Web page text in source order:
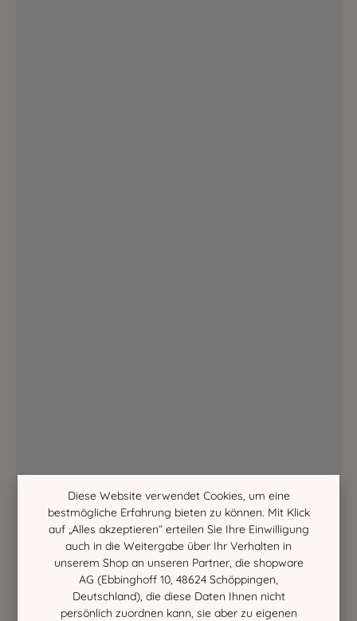
Diese Website verwendet Cookies, um eine
bestmögliche Erfahrung bieten zu können. Mit Klick
auf „Alles akzeptieren“ erteilen Sie Ihre Einwilligung
auch in die Weitergabe über Ihr Verhalten in
unserem Shop an unseren Partner, die shopware
AG (Ebbinghoff 10, 48624 Schöppingen,
Deutschland), die diese Daten Ihnen nicht
persönlich zuordnen kann, sie aber zu eigenen